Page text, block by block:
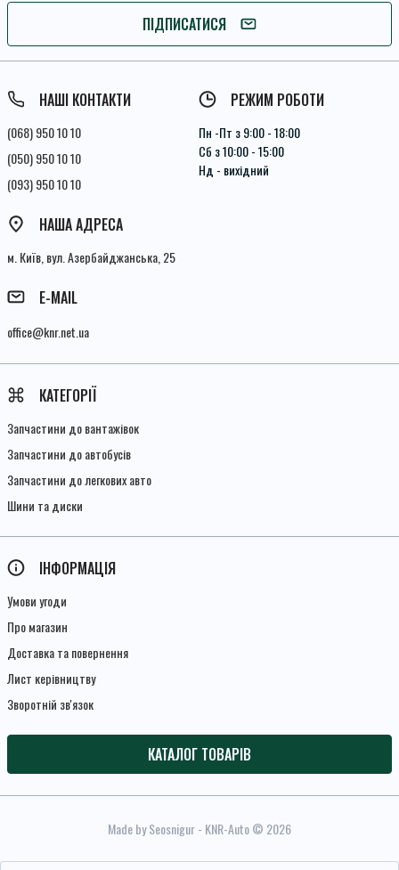
ПІДПИСАТИСЯ
ПІДПИШІТЬСЯ
Умови угоди
НАШІ КОНТАКТИ
(068) 950 10 10
(050) 950 10 10
(093) 950 10 10
РЕЖИМ РОБОТИ
Пн -Пт з 9:00 - 18:00
Сб з 10:00 - 15:00
Нд - вихідний
НАША АДРЕСА
м. Київ, вул. Азербайджанська, 25
E-MAIL
office@knr.net.ua
КАТЕГОРІЇ
Запчастини до вантажівок
Запчастини до автобусів
Запчастини до легкових авто
Шини та диски
ІНФОРМАЦІЯ
Умови угоди
Про магазин
Доставка та повернення
Лист керівництву
Зворотній зв'язок
КАТАЛОГ ТОВАРІВ
Made by Seosnigur- KNR-Auto © 2026